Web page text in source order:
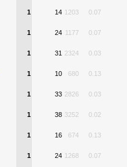
1 14 1203 0.07
1 24 1177 0.07
1 31 2324 0.03
1 10 680 0.13
1 33 2826 0.03
1 38 3252 0.02
1 16 674 0.13
1 24 1268 0.07